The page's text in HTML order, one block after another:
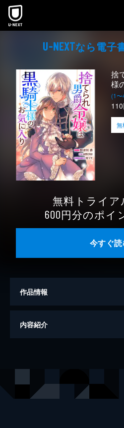
本文へスキップ
U-NEXTなら電⼦
捨
様
(1
無
無料トライア
600円分のポイ
今すぐ
作品情報
著者
掲載誌 Comic ZERO-SUM
内容紹介